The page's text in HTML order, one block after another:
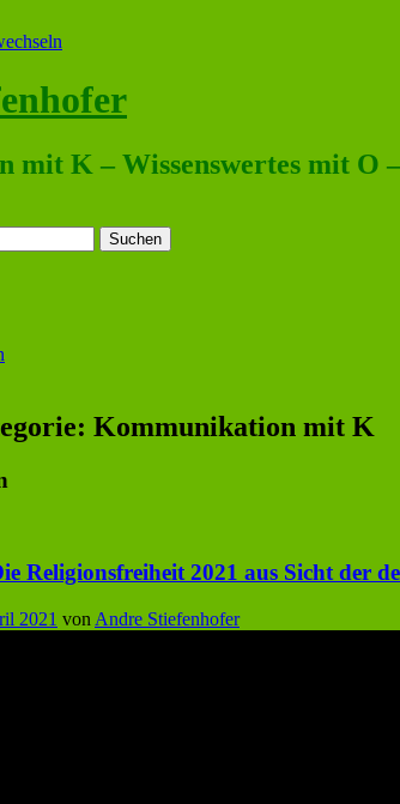
mit K – Wissenswertes mit O
Kommunikation mit K
Religionsfreiheit 2021 aus Sicht der
2021 von Andre Stiefenhofer